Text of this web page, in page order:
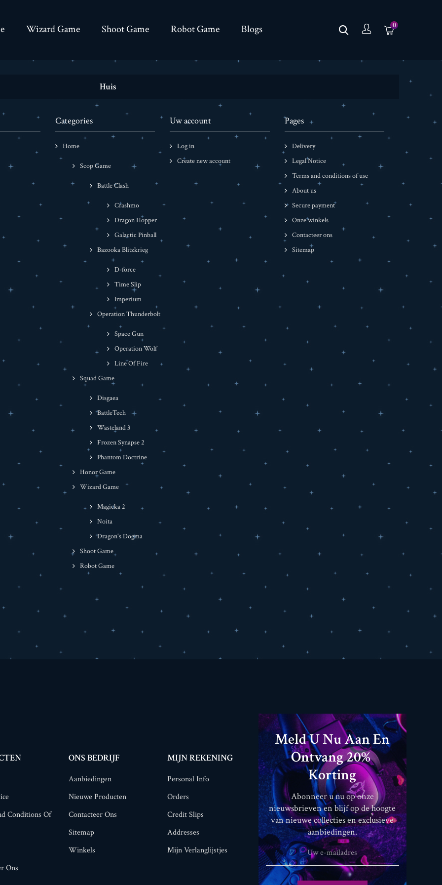
Wizard Game Shoot Game Robot Game Blogs 0
Huis
Categories
Home
Scop Game
Battle Clash
Crashmo
Dragon Hopper
Galactic Pinball
Bazooka Blitzkrieg
D-force
Time Slip
Imperium
Operation Thunderbolt
Space Gun
Operation Wolf
Line Of Fire
Squad Game
Disgaea
BattleTech
Wasteland 3
Frozen Synapse 2
Phantom Doctrine
Honor Game
Wizard Game
Magicka 2
Noita
Dragon's Dogma
Shoot Game
Robot Game
Uw account
Log in
Create new account
Pages
Delivery
Legal Notice
Terms and conditions of use
About us
Secure payment
Onze winkels
Contacteer ons
Sitemap
Conditions Of
Ons
ONS BEDRIJF
Aanbiedingen
Nieuwe Producten
Contacteer Ons
Sitemap
Winkels
MIJN REKENING
Personal Info
Orders
Credit Slips
Addresses
Mijn Verlanglijstjes
Meld U Nu Aan En
Ontvang 20% ​​
Korting
Abonneer u nu op onze
nieuwsbrieven en blijf op de hoogte
van nieuwe collecties en exclusieve
aanbiedingen.